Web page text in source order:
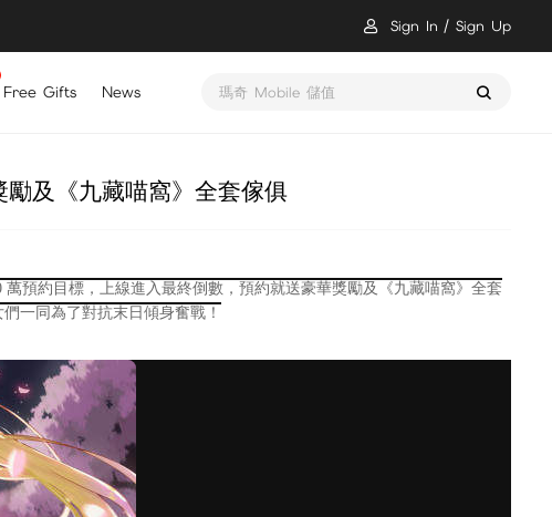
Sign In Sign Up
Free Gifts News 瑪奇 Mobile 儲值
勵及《九藏喵窩》全套傢俱
預約目標，上線進入最終倒數，預約就送豪華獎勵及《九藏喵窩》全套
一同為了對抗末日傾身奮戰！